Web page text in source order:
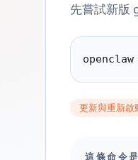
先嘗試新版
更新與重新啟
這條命令